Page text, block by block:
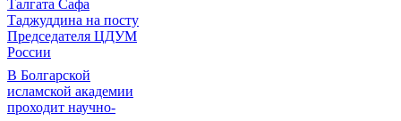
Талгата Сафа
Таджуддина на посту
Председателя ЦДУМ
России
В Болгарской
исламской академии
проходит научно-